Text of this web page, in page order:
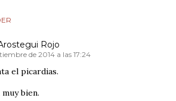
Rojo
de 2014 a las 17:24
el picardias.
bien.